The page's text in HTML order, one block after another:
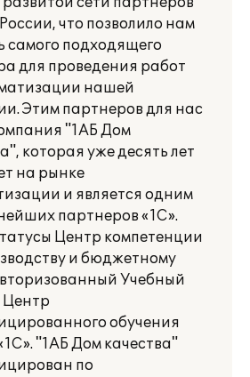
что позволило нам
самого подходящего
для проведения работ
нашей
Этим партнеров для нас
"1АБ Дом
которая уже десять лет
на рынке
и является одним
партнеров «1С».
Центр компетенции
и бюджетному
Учебный
Центр
обучения
"1АБ Дом качества"
по